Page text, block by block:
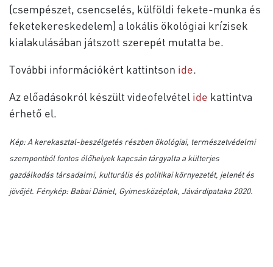
(csempészet, csencselés, külföldi fekete-munka és
feketekereskedelem) a lokális ökológiai krízisek
kialakulásában játszott szerepét mutatta be.
További információkért kattintson ide.
Az előadásokról készült videofelvétel ide kattintva
érhető el.
Kép: A kerekasztal-beszélgetés részben ökológiai, természetvédelmi
szempontból fontos élőhelyek kapcsán tárgyalta a külterjes
gazdálkodás társadalmi, kulturális és politikai környezetét, jelenét és
jövőjét. Fénykép: Babai Dániel, Gyimesközéplok, Jávárdipataka 2020.